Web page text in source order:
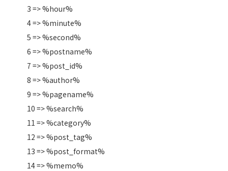
3 => %hour%
4 => %minute%
5 => %second%
6 => %postname%
7 => %post_id%
8 => %author%
9 => %pagename%
10 => %search%
11 => %category%
12 => %post_tag%
13 => %post_format%
14 => %memo%